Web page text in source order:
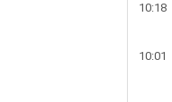
10:18
10:01